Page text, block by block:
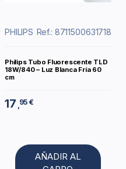
PHILIPS Ref.: 8711500631718
Philips Tubo Fluorescente TLD
18W/840 – Luz Blanca Fría 60
cm
17 95 €
AÑADIR AL